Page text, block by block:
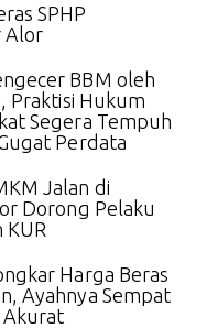
SPHP
Alor
BBM oleh
Praktisi Hukum
Segera Tempuh
Perdata
Jalan di
Dorong Pelaku
KUR
Harga Beras
Ayahnya Sempat
Akurat